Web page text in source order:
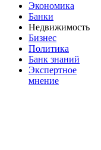
Экономика
Банки
Недвижимость
Бизнес
Политика
Банк знаний
Экспертное
мнение